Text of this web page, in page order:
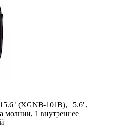
(XGNB-101B), 15.6",
молнии, 1 внутреннее